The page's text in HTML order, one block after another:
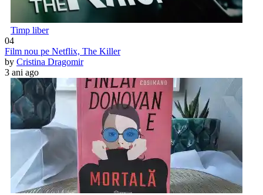
Timp liber
04
Film nou pe Netflix, The Killer
by Cristina Dragomir
3 ani ago